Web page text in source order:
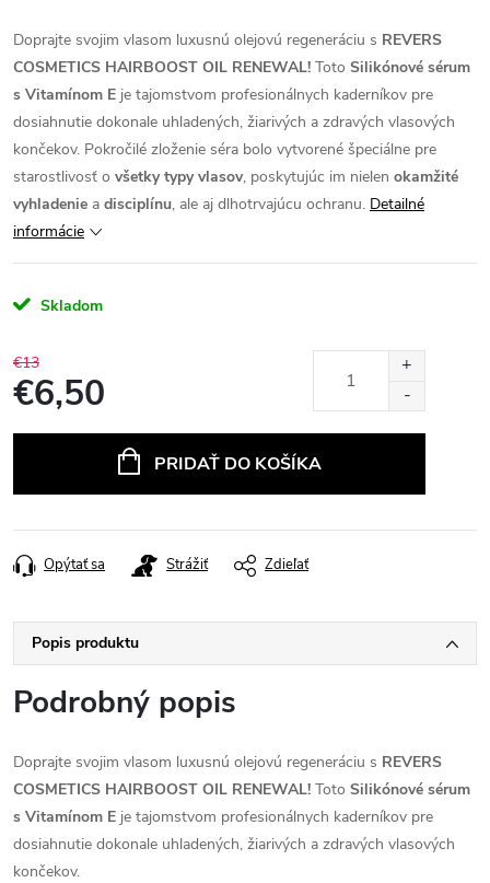
Doprajte svojim vlasom luxusnú olejovú regeneráciu s REVERS
COSMETICS HAIRBOOST OIL RENEWAL! Toto Silikónové sérum
s Vitamínom E je tajomstvom profesionálnych kaderníkov pre
dosiahnutie dokonale uhladených, žiarivých a zdravých vlasových
končekov. Pokročilé zloženie séra bolo vytvorené špeciálne pre
starostlivosť o všetky typy vlasov, poskytujúc im nielen okamžité
vyhladenie a disciplínu, ale aj dlhotrvajúcu ochranu. Detailné
informácie
Skladom
€13
€6,50
PRIDAŤ DO KOŠÍKA
Opýtať sa Strážiť Zdieľať
Popis produktu
Podrobný popis
Doprajte svojim vlasom luxusnú olejovú regeneráciu s REVERS
COSMETICS HAIRBOOST OIL RENEWAL! Toto Silikónové sérum
s Vitamínom E je tajomstvom profesionálnych kaderníkov pre
dosiahnutie dokonale uhladených, žiarivých a zdravých vlasových
končekov.